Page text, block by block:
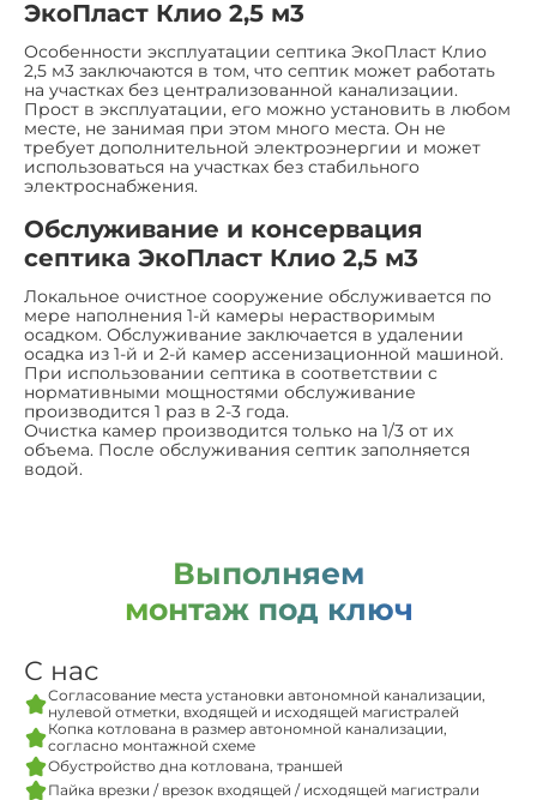
ЭкоПласт Клио 2,5 м3
Особенности эксплуатации септика ЭкоПласт Клио
2,5 м3 заключаются в том, что септик может работать
на участках без централизованной канализации.
Прост в эксплуатации, его можно установить в любом
месте, не занимая при этом много места. Он не
требует дополнительной электроэнергии и может
использоваться на участках без стабильного
электроснабжения.
Обслуживание и консервация
септика ЭкоПласт Клио 2,5 м3
Локальное очистное сооружение обслуживается по
мере наполнения 1-й камеры нерастворимым
осадком. Обслуживание заключается в удалении
осадка из 1-й и 2-й камер ассенизационной машиной.
При использовании септика в соответствии с
нормативными мощностями обслуживание
производится 1 раз в 2-3 года.
Очистка камер производится только на 1/3 от их
объема. После обслуживания септик заполняется
водой.
Выполняем
монтаж под ключ
С нас
Согласование места установки автономной канализации,
нулевой отметки, входящей и исходящей магистралей
Копка котлована в размер автономной канализации,
согласно монтажной схеме
Обустройство дна котлована, траншей
Пайка врезки / врезок входящей / исходящей магистрали